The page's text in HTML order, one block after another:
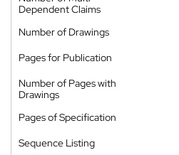
Dependent Claims
Number of Drawings
Pages for Publication
Number of Pages with
Drawings
Pages of Specification
Sequence Listing